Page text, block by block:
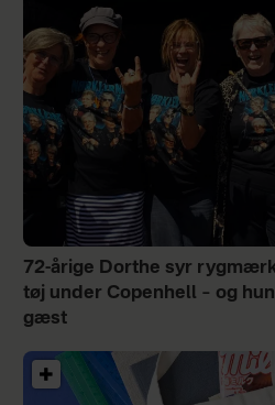
72-årige Dorthe syr
tøj under Copenhell – og
gæst